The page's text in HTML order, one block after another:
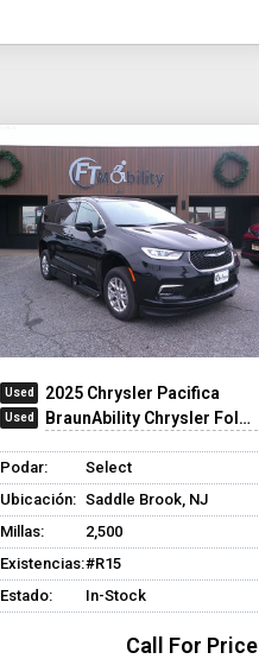
2025 Chrysler Pacifica
BraunAbility Chrysler Foldout XT
Podar:
Select
Ubicación: Saddle Brook, NJ
Millas:
2,500
Existencias:#R15
Estado:
In-Stock
Call For Price